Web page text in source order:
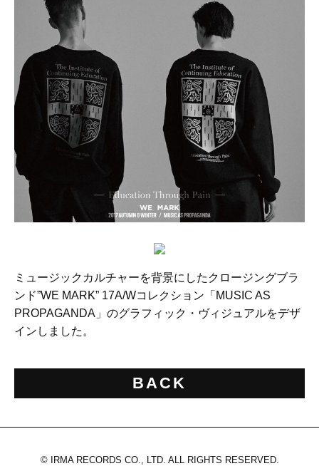
ミュージックカルチャーを背景にしたクロージングブラ
ンド”WE MARK” 17A/Wコレクション「MUSIC AS
PROPAGANDA」のグラフィック・ヴィジュアルをデザ
インしました。
BACK
© IRMA RECORDS CO., LTD. ALL RIGHTS RESERVED.